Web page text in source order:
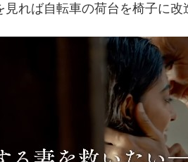
れば自転車の荷台を椅子に改